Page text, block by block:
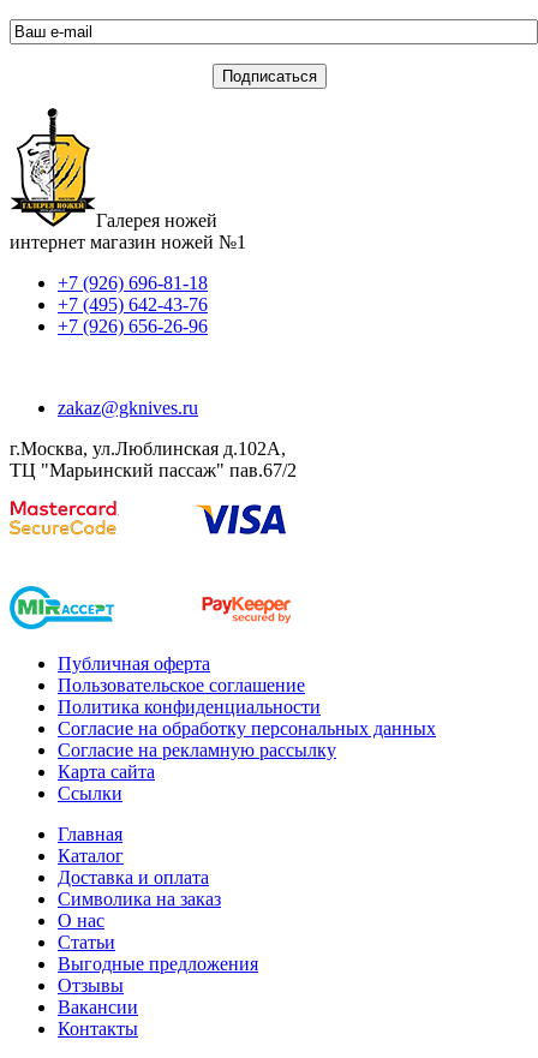
Галерея ножей
интернет магазин ножей №1
+7 (926) 696-81-18
+7 (495) 642-43-76
+7 (926) 656-26-96
zakaz@gknives.ru
г.Москва, ул.Люблинская д.102А,
ТЦ "Марьинский пассаж" пав.67/2
Публичная оферта
Пользовательское соглашение
Политика конфиденциальности
Согласие на обработку персональных данных
Согласие на рекламную рассылку
Карта сайта
Ссылки
Главная
Каталог
Доставка и оплата
Символика на заказ
О нас
Статьи
Выгодные предложения
Отзывы
Вакансии
Контакты